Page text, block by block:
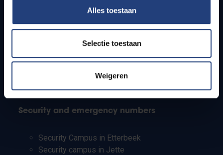
Alles toestaan
Selectie toestaan
Weigeren
Students
PhD students
Teachers and secondary schools
Working students
Security and emergency numbers
Security Campus in Etterbeek
Security campus in Jette